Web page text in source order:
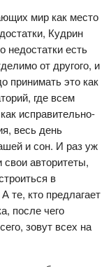
мир как место
Кудрин
недостатки есть
от другого, и
принимать это как
где всем
исправительно-
весь день
и сон. И раз уж
свои авторитеты,
в
те, кто предлагает
после чего
зовут всех на